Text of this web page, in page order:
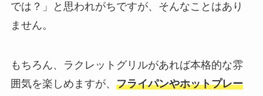
では？」と思われがちですが、そんなことはあり
ません。
もちろん、ラクレットグリルがあれば本格的な雰
囲気を楽しめますが、 フライパンやホットプレー